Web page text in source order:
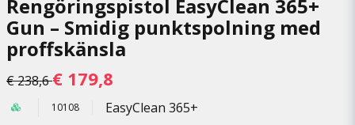
Rengöringspistol EasyClean 365+
Gun – Smidig punktspolning med
proffskänsla
€ 238,6€ 179,8
10108 EasyClean 365+